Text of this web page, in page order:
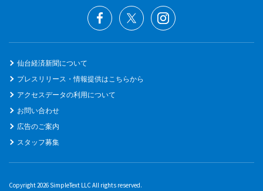
仙台経済新聞について
プレスリリース・情報提供はこちらから
アクセスデータの利用について
お問い合わせ
広告のご案内
スタッフ募集
Copyright 2026 SimpleText LLC All rights reserved.